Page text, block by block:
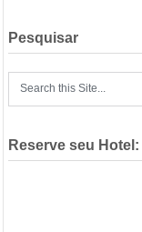
Pesquisar
Reserve seu